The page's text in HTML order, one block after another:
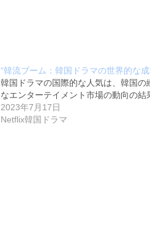
“韓流ブーム：韓国ドラマの世界的な
韓国ドラマの国際的な人気は、韓国
なエンターテイメント市場の動向の
2023年7月17日
Netflix韓国ドラマ